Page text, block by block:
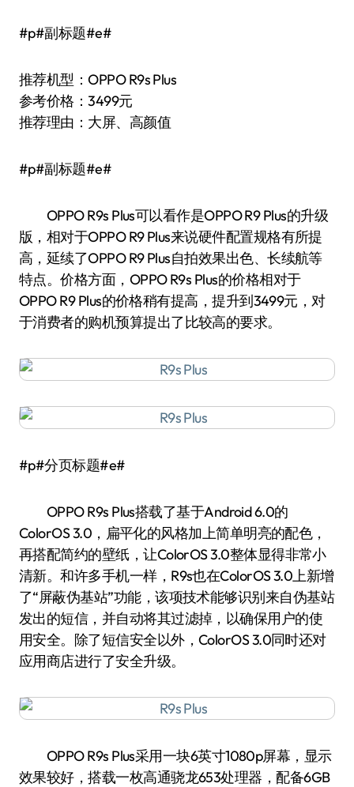
#p#副标题#e#
推荐机型：OPPO R9s Plus
参考价格：3499元
推荐理由：大屏、高颜值
#p#副标题#e#
OPPO R9s Plus可以看作是OPPO R9 Plus的升级
版，相对于OPPO R9 Plus来说硬件配置规格有所提
高，延续了OPPO R9 Plus自拍效果出色、长续航等
特点。价格方面，OPPO R9s Plus的价格相对于
OPPO R9 Plus的价格稍有提高，提升到3499元，对
于消费者的购机预算提出了比较高的要求。
#p#分页标题#e#
OPPO R9s Plus搭载了基于Android 6.0的
ColorOS 3.0，扁平化的风格加上简单明亮的配色，
再搭配简约的壁纸，让ColorOS 3.0整体显得非常小
清新。和许多手机一样，R9s也在ColorOS 3.0上新增
了“屏蔽伪基站”功能，该项技术能够识别来自伪基站
发出的短信，并自动将其过滤掉，以确保用户的使
用安全。除了短信安全以外，ColorOS 3.0同时还对
应用商店进行了安全升级。
OPPO R9s Plus采用一块6英寸1080p屏幕，显示
效果较好，搭载一枚高通骁龙653处理器，配备6GB